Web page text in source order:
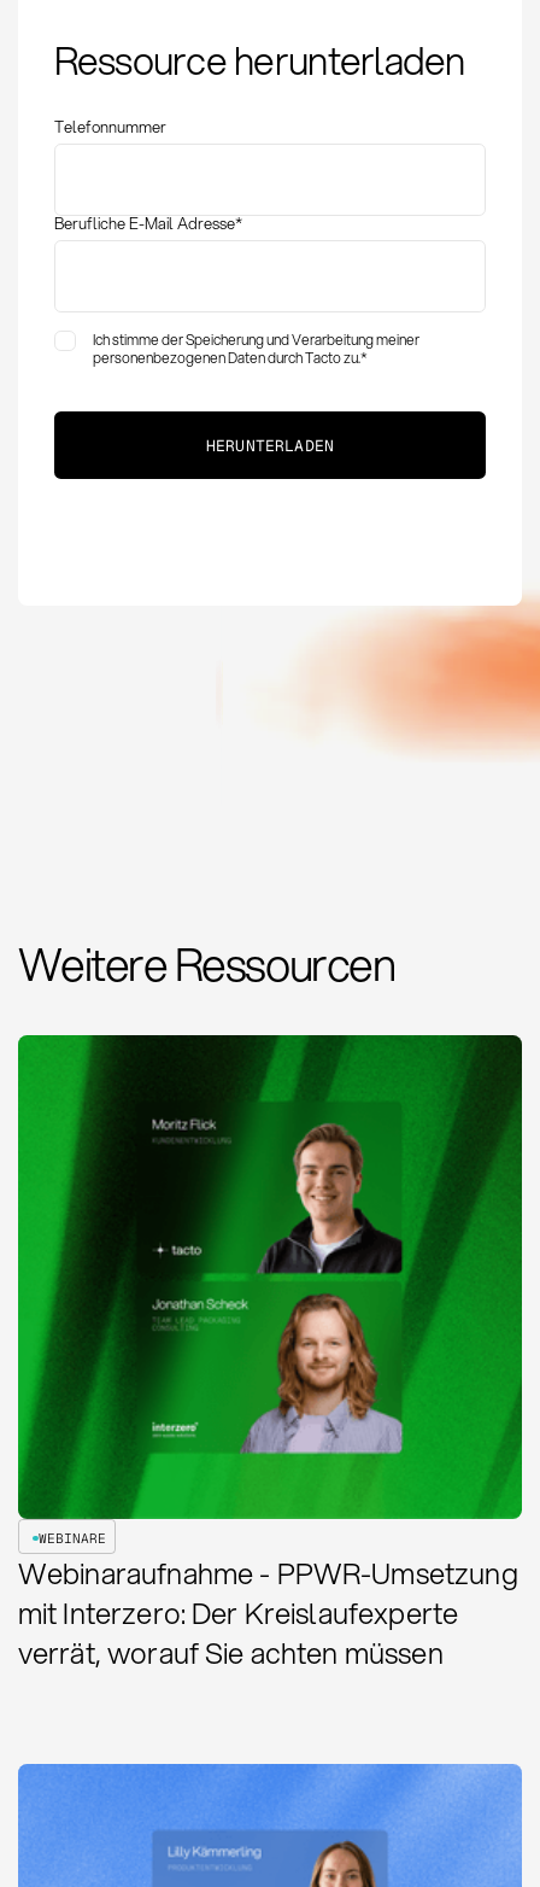
Definition, Methoden
und Best Practices im
Ressource herunterladen
Telefonnummer
Berufliche E-Mail Adresse*
Ich stimme der Speicherung und Verarbeitung meiner
personenbezogenen Daten durch Tacto zu.*
Weitere Ressourcen
WEBINARE
Webinaraufnahme - PPWR-Umsetzung
mit Interzero: Der Kreislaufexperte
verrät, worauf Sie achten müssen